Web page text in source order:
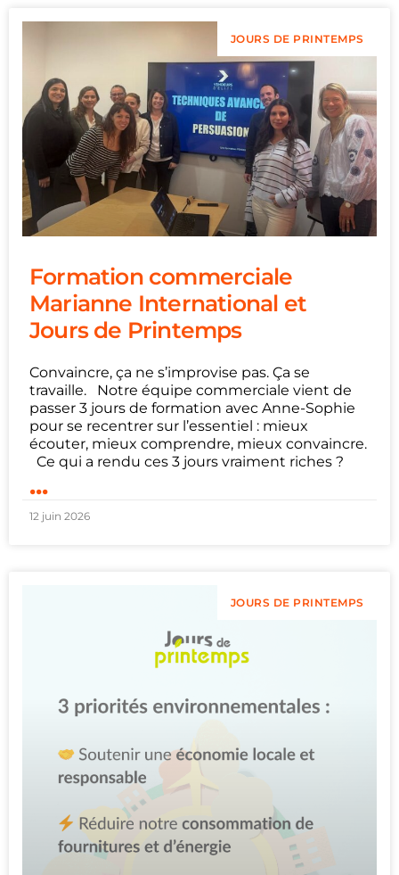
JOURS DE PRINTEMPS
Formation commerciale
Marianne International et
Jours de Printemps
Convaincre, ça ne s’improvise pas. Ça se
travaille. Notre équipe commerciale vient de
passer 3 jours de formation avec Anne-Sophie
pour se recentrer sur l’essentiel : mieux
écouter, mieux comprendre, mieux convaincre.
Ce qui a rendu ces 3 jours vraiment riches ?
...
12 juin 2026
JOURS DE PRINTEMPS